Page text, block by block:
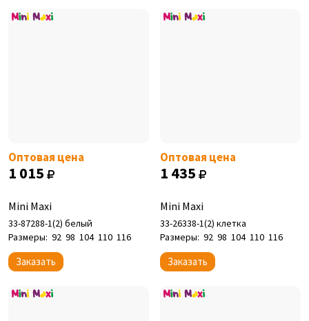
Оптовая цена
1 015
Mini Maxi
33-87288-1(2) белый
Размеры: 92 98 104 110 116
Заказать
Оптовая цена
1 435
Mini Maxi
33-26338-1(2) клетка
Размеры: 92 98 104 110 116
Заказать